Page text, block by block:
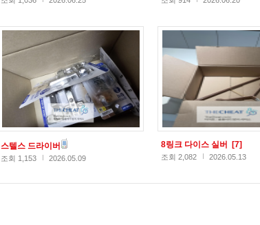
스텔스 드라이버
조회 1,153 2026.05.09
8링크 다이스 실버 [7]
조회 2,082 2026.05.13